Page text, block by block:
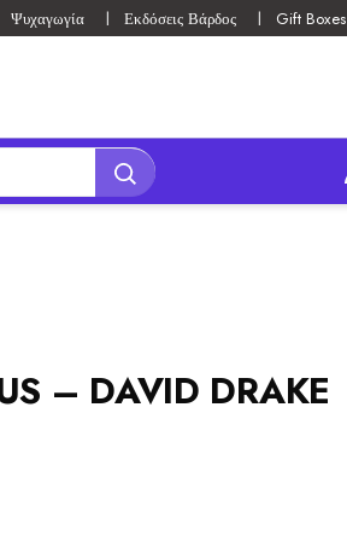
Ψυχαγωγία Εκδόσεις Βάρδος Gift Boxes
– DAVID DRAKE